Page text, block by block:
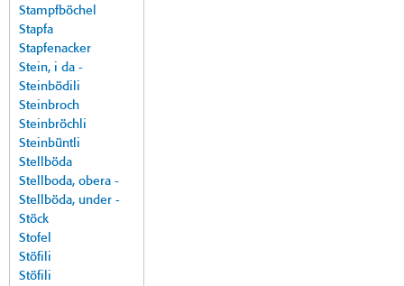
Stampfböchel
Stapfa
Stapfenacker
Stein, i da -
Steinbödili
Steinbroch
Steinbröchli
Steinbüntli
Stellböda
Stellboda, obera -
Stellböda, under -
Stöck
Stofel
Stöfili
Stöfili